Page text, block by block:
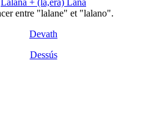
Lalana + (la,era) Lana
entre "lalane" et "lalano".
Devath
Dessús